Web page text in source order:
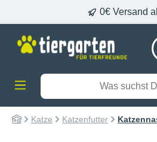
0€ Versand
Katze Katzenfutter